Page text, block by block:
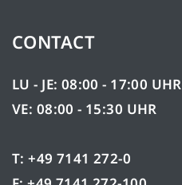
CONTACT
LU - JE: 08:00 - 17:00 UHR
VE: 08:00 - 15:30 UHR
T: +49 7141 272-0